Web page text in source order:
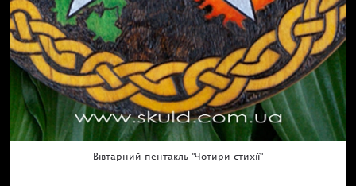
Вівтарний пентакль "Чотири стихії"